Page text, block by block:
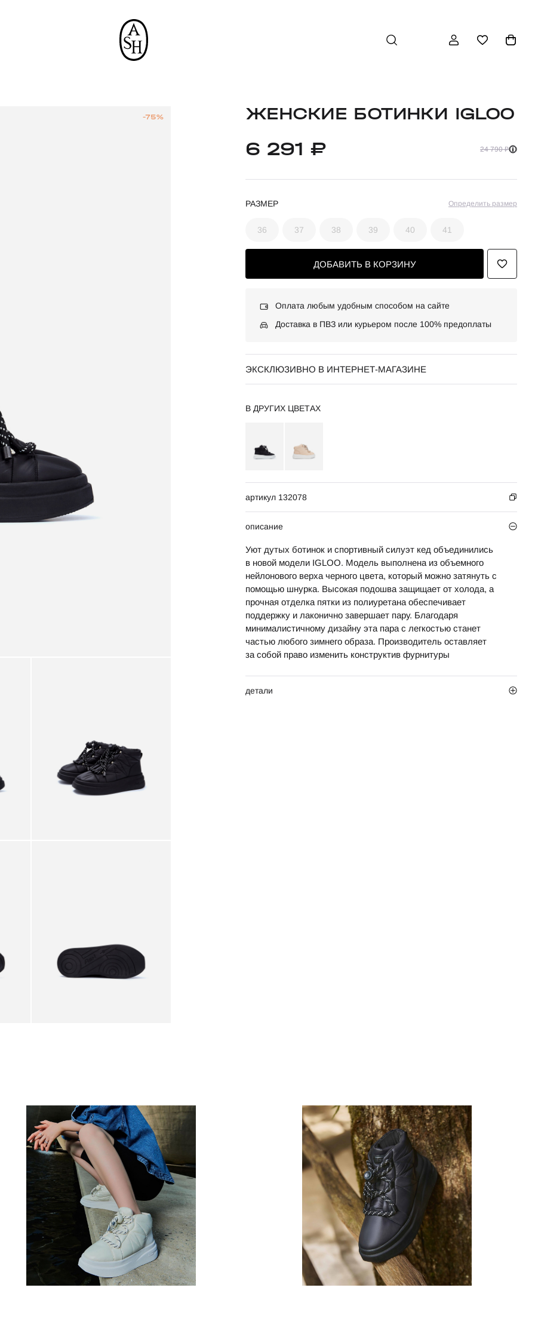
-75% ЖЕНСКИЕ БОТИНКИ IGLOO
6 291 ₽ 24 790 ₽
РАЗМЕР Определить размер
36 37 38 39 40 41
ДОБАВИТЬ В КОРЗИНУ
Оплата любым удобным способом на сайте
Доставка в ПВЗ или курьером после 100% предоплаты
ЭКСКЛЮЗИВНО В ИНТЕРНЕТ-МАГАЗИНЕ
В ДРУГИХ ЦВЕТАХ
артикул 132078
описание
Уют дутых ботинок и спортивный силуэт кед объединились
в новой модели IGLOO. Модель выполнена из объемного
нейлонового верха черного цвета, который можно затянуть с
помощью шнурка. Высокая подошва защищает от холода, а
прочная отделка пятки из полиуретана обеспечивает
поддержку и лаконично завершает пару. Благодаря
минималистичному дизайну эта пара с легкостью станет
частью любого зимнего образа. Производитель оставляет
за собой право изменить конструктив фурнитуры
детали